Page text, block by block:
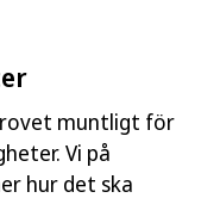
muntligt för
Vi på
hur det ska